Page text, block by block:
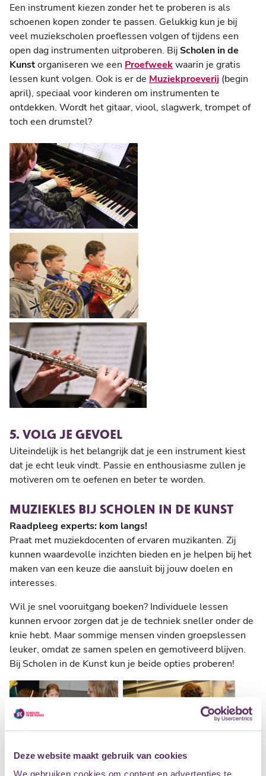
Deze website maakt gebruik van cookies
Een instrument kiezen zonder het te proberen is als
schoenen kopen zonder te passen. Gelukkig kun je bij
veel muziekscholen proeflessen volgen of tijdens een
open dag instrumenten uitproberen. BijScholen in de
Kunstorganiseren we een Proefweekwaarin je gratis
lessen kunt volgen. Ook is er de Muziekproeverij (begin
april), speciaal voor kinderen om instrumenten te
ontdekken. Wordt het gitaar, viool, slagwerk, trompet of
toch een drumstel?
5. VOLG JE GEVOEL
Uiteindelijk is het belangrijk dat je een instrument kiest
dat je echt leuk vindt. Passie en enthousiasme zullen je
motiveren om te oefenen en beter te worden.
MUZIEKLES BIJ SCHOLEN IN DE KUNST
Raadpleeg experts: kom langs!
Praat met muziekdocenten of ervaren muzikanten. Zij
kunnen waardevolle inzichten bieden en je helpen bij het
maken van een keuze die aansluit bij jouw doelen en
interesses.
Wil je snel vooruitgang boeken? Individuele lessen
kunnen ervoor zorgen dat je de techniek sneller onder de
knie hebt. Maar sommige mensen vinden groepslessen
leuker, omdat ze samen spelen en gemotiveerd blijven.
Bij Scholen in de Kunst kun je beide opties proberen!